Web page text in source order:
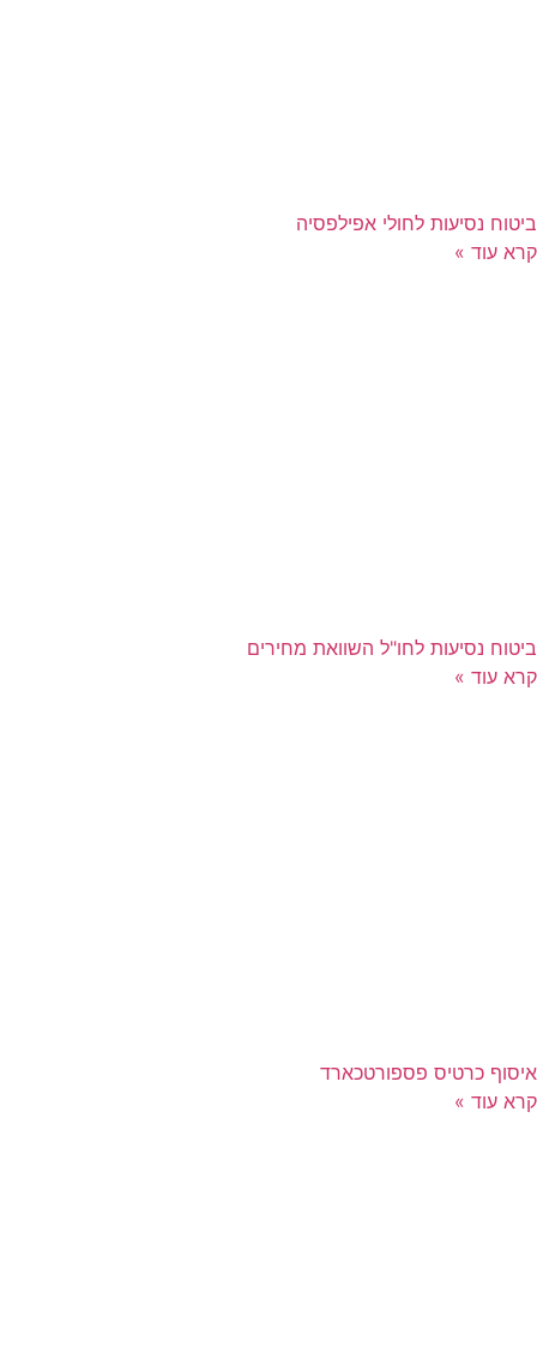
ביטוח נסיעות לחולי אפילפסיה
קרא עוד »
ביטוח נסיעות לחו"ל השוואת מחירים
קרא עוד »
איסוף כרטיס פספורטכארד
קרא עוד »